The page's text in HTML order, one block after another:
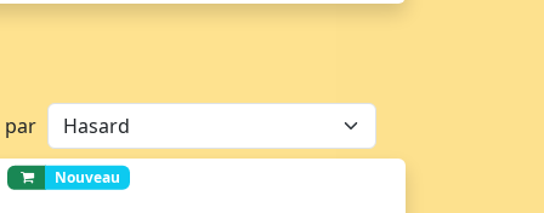
par
Nouveau